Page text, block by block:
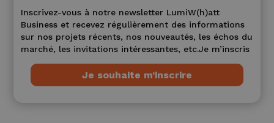
Inscrivez-vous à notre newsletter LumiW(h)att
Business et recevez régulièrement des informations
sur nos projets récents, nos nouveautés, les échos du
marché, les invitations intéressantes, etc.Je m’inscris
Je souhaite m’inscrire